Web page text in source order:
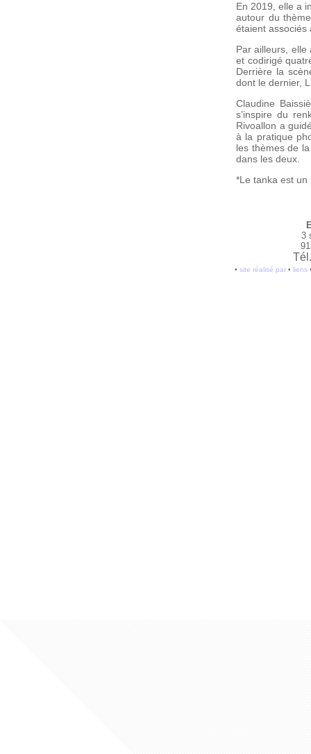
En 2019, elle a
autour du
étaient associés
Par ailleurs,
et codirigé
Derrière la
dont le dernier,
Claudine
s’inspire du
Rivoallon a
à la pratique
les thèmes de
dans les deux.
*Le tanka est
3
• site réalisé par• liens